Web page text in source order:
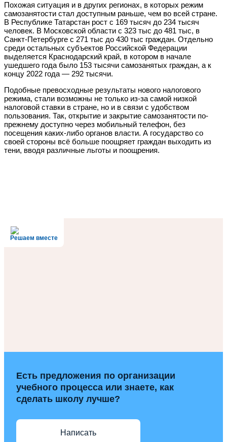
Похожая ситуация и в других регионах, в которых режим
самозанятости стал доступным раньше, чем во всей стране.
В Республике Татарстан рост с 169 тысяч до 234 тысяч
человек. В Московской области с 323 тыс до 481 тыс, в
Санкт-Петербурге с 271 тыс до 430 тыс граждан. Отдельно
среди остальных субъектов Российской Федерации
выделяется Краснодарский край, в котором в начале
ушедшего года было 153 тысячи самозанятых граждан, а к
концу 2022 года — 292 тысячи.
Подобные превосходные результаты нового налогового
режима, стали возможны не только из-за самой низкой
налоговой ставки в стране, но и в связи с удобством
пользования. Так, открытие и закрытие самозанятости по-
прежнему доступно через мобильный телефон, без
посещения каких-либо органов власти. А государство со
своей стороны всё больше поощряет граждан выходить из
тени, вводя различные льготы и поощрения.
Решаем вместе
Есть предложения по организации
учебного процесса или знаете, как
сделать школу лучше?
Написать